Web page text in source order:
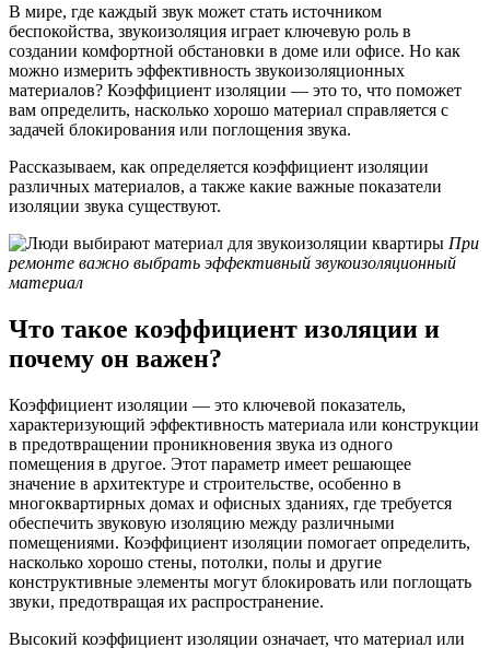
В мире, где каждый звук может стать источником
беспокойства, звукоизоляция играет ключевую роль в
создании комфортной обстановки в доме или офисе. Но как
можно измерить эффективность звукоизоляционных
материалов? Коэффициент изоляции — это то, что поможет
вам определить, насколько хорошо материал справляется с
задачей блокирования или поглощения звука.
Рассказываем, как определяется коэффициент изоляции
различных материалов, а также какие важные показатели
изоляции звука существуют.
При
ремонте важно выбрать эффективный звукоизоляционный
материал
Что такое коэффициент изоляции и
почему он важен?
Коэффициент изоляции — это ключевой показатель,
характеризующий эффективность материала или конструкции
в предотвращении проникновения звука из одного
помещения в другое. Этот параметр имеет решающее
значение в архитектуре и строительстве, особенно в
многоквартирных домах и офисных зданиях, где требуется
обеспечить звуковую изоляцию между различными
помещениями. Коэффициент изоляции помогает определить,
насколько хорошо стены, потолки, полы и другие
конструктивные элементы могут блокировать или поглощать
звуки, предотвращая их распространение.
Высокий коэффициент изоляции означает, что материал или